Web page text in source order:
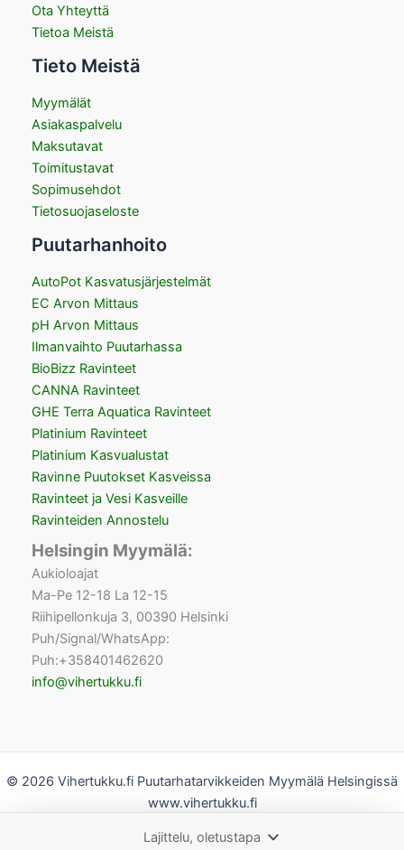
Ota Yhteyttä
Tietoa Meistä
Tieto Meistä
Myymälät
Asiakaspalvelu
Maksutavat
Toimitustavat
Sopimusehdot
Tietosuojaseloste
Puutarhanhoito
AutoPot Kasvatusjärjestelmät
EC Arvon Mittaus
pH Arvon Mittaus
Ilmanvaihto Puutarhassa
BioBizz Ravinteet
CANNA Ravinteet
GHE Terra Aquatica Ravinteet
Platinium Ravinteet
Platinium Kasvualustat
Ravinne Puutokset Kasveissa
Ravinteet ja Vesi Kasveille
Ravinteiden Annostelu
Helsingin Myymälä:
Aukioloajat
Ma-Pe 12-18 La 12-15
Riihipellonkuja 3, 00390 Helsinki
Puh/Signal/WhatsApp:
Puh:+358401462620
info@vihertukku.fi
© 2026 Vihertukku.fi Puutarhatarvikkeiden Myymälä Helsingissä
www.vihertukku.fi